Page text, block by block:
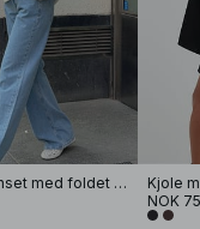
Strikket genset med foldet erme
Kjole
NOK